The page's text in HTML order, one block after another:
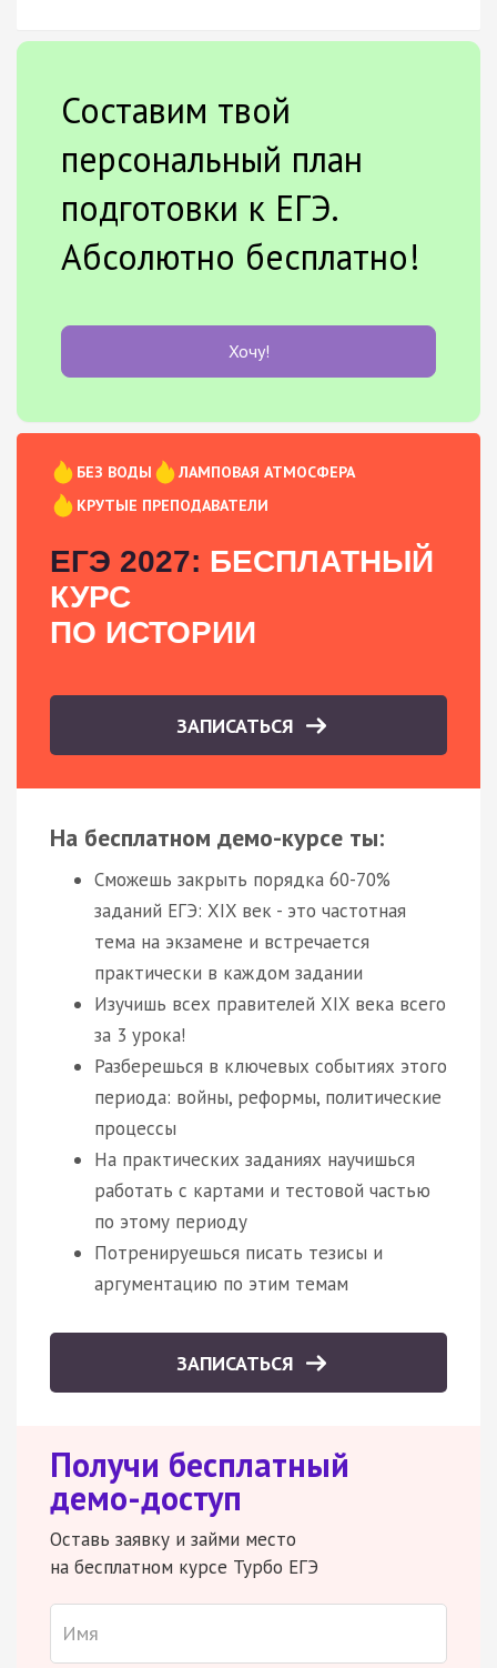
Составим твой
персональный план
подготовки к ЕГЭ.
Абсолютно бесплатно!
Хочу!
БЕЗ ВОДЫ
ЛАМПОВАЯ АТМОСФЕРА
КРУТЫЕ ПРЕПОДАВАТЕЛИ
ЕГЭ 2027: БЕСПЛАТНЫЙ
КУРС
ПО ИСТОРИИ
ЗАПИСАТЬСЯ
На бесплатном демо-курсе ты:
Сможешь закрыть порядка 60-70%
заданий ЕГЭ: XIX век - это частотная
тема на экзамене и встречается
практически в каждом задании
Изучишь всех правителей XIX века всего
за 3 урока!
Разберешься в ключевых событиях этого
периода: войны, реформы, политические
процессы
На практических заданиях научишься
работать с картами и тестовой частью
по этому периоду
Потренируешься писать тезисы и
аргументацию по этим темам
ЗАПИСАТЬСЯ
Получи бесплатный
демо-доступ
Оставь заявку и займи место
на бесплатном курсе Турбо ЕГЭ